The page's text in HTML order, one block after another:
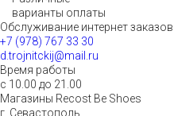
варианты оплаты
Обслуживание интернет заказов
+7 (978) 767 33 30
d.trojnitckij@mail.ru
Время работы
с 10.00 до 21.00
Магазины Recost Be Shoes
г. Севастополь